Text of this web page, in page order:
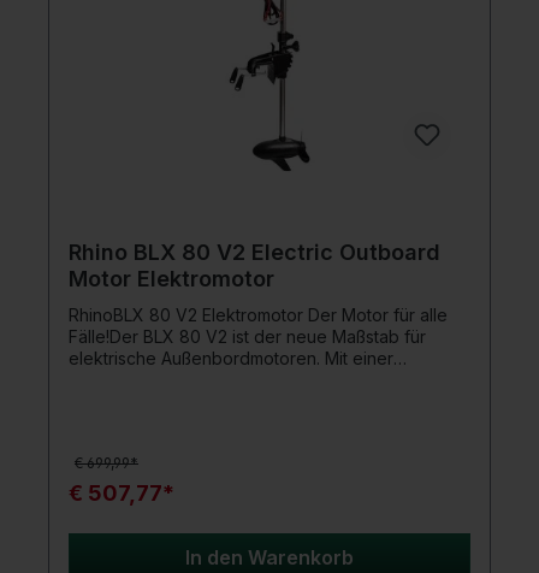
Rhino BLX 80 V2 Electric Outboard
Motor Elektromotor
RhinoBLX 80 V2 Elektromotor Der Motor für alle
Fälle!Der BLX 80 V2 ist der neue Maßstab für
elektrische Außenbordmotoren. Mit einer
bürstenlosen Technologie ist der Betrieb
wartungsfrei, da keine Kohlebürsten wie in
herkömmlichen Motoren abgenutzt werden.Der
Sportmodus bringt den Motor auf Knopfdruck in
seine maximale Leistung, während das Vario-
€ 699,99*
€ 507,77*
In den Warenkorb